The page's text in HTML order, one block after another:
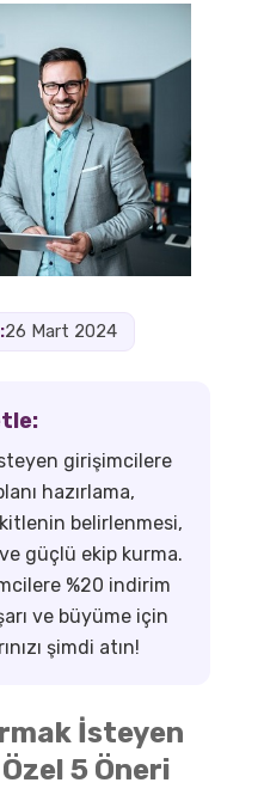
26 Mart 2024
girişimcilere
hazırlama,
belirlenmesi,
güçlü ekip kurma.
%20 indirim
ve büyüme için
şimdi atın!
İsteyen
5 Öneri